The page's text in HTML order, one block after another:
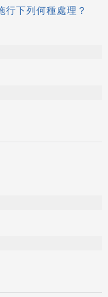
行下列何種處理？